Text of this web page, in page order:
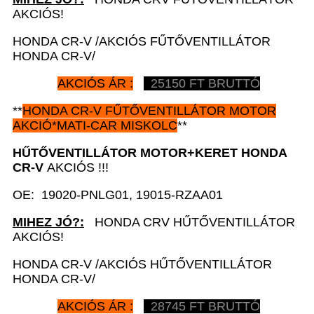
AKCIÓS!
HONDA CR-V /AKCIÓS FŰTŐVENTILLÁTOR
HONDA CR-V/
AKCIÓS ÁR :
25150 FT BRUTTÓ
**HONDA CR-V FŰTŐVENTILLÁTOR MOTOR
AKCIÓ*MATI-CAR MISKOLC**
HŰTŐVENTILLÁTOR MOTOR+KERET HONDA
CR-V AKCIÓS !!!
OE: 19020-PNLG01, 19015-RZAA01
MIHEZ JÓ?: HONDA CRV HŰTŐVENTILLÁTOR
AKCIÓS!
HONDA CR-V /AKCIÓS HŰTŐVENTILLÁTOR
HONDA CR-V/
AKCIÓS ÁR :
28745 FT BRUTTÓ